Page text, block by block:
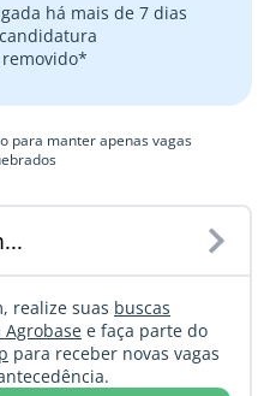
há mais de 7 dias
para manter apenas vagas
realize suas buscas
e faça parte do
para receber novas vagas